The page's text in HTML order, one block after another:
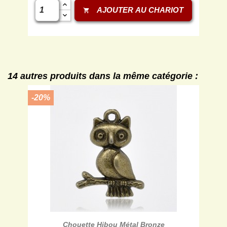
shopping_cart AJOUTER AU CHARIOT
14 autres produits dans la même catégorie :
Chouette Hibou Métal Bronze
-20%